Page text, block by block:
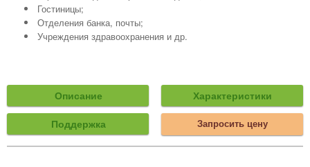
Гостиницы;
Отделения банка, почты;
Учреждения здравоохранения и др.
Описание Характеристики
Поддержка Запросить цену